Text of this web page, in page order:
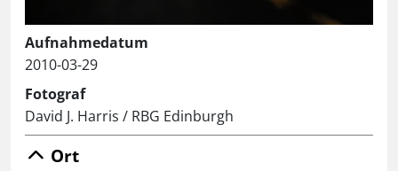
Aufnahmedatum
2010-03-29
Fotograf
David J. Harris / RBG Edinburgh
Ort